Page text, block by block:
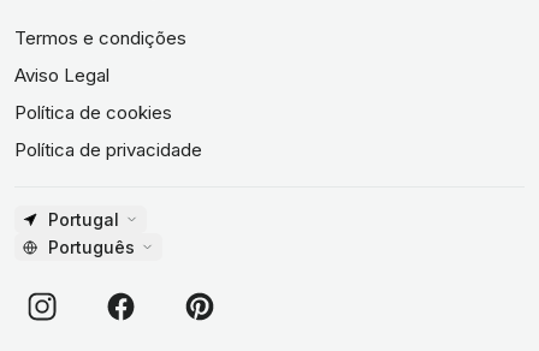
Termos e condições
Aviso Legal
Política de cookies
Política de privacidade
Portugal
Português